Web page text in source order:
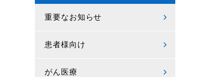
重要なお知らせ
患者様向け
がん医療